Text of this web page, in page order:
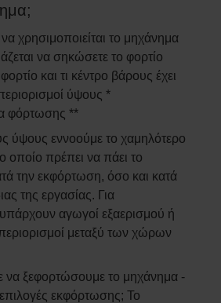
να χρησιμοποιείται το μηχάνημα
να σηκώσετε το φορτίο
και τι κέντρο βάρους έχει
ύψους *
φόρτωσης **
ύψους εννοούμε το χαμηλότερο
πρέπει να πάει το
την εκφόρτωση, όσο και κατά
της εργασίας. Για
αγωγοί εξαερισμού ή
μεταξύ των χώρων
ξεφορτώσουμε το μηχάνημα -
εκφόρτωσης; Το